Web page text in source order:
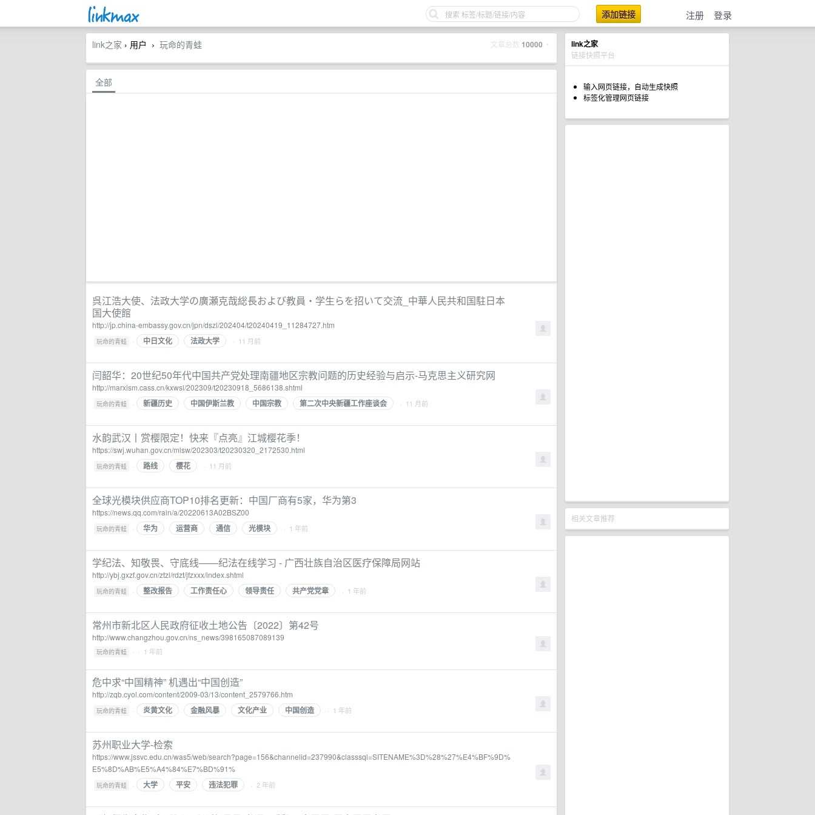
添加链接 注册 登录
link之家
链接快照平台
输入网页链接，自动生成快照
标签化管理网页链接
相关文章推荐
文章总数 10000 •
link之家 › 用户 › 玩命的青蛙
全部
呉江浩大使、法政大学の廣瀬克哉総長および教員・学生らを招いて交流_中華人民共和国駐日本
国大使館
http://jp.china-embassy.gov.cn/jpn/dszl/202404/t20240419_11284727.htm
玩命的青蛙 · 中日文化 法政大学 · 11 月前
闫韶华：20世纪50年代中国共产党处理南疆地区宗教问题的历史经验与启示-马克思主义研究网
http://marxism.cass.cn/kxwsl/202309/t20230918_5686138.shtml
玩命的青蛙 · 新疆历史 中国伊斯兰教 中国宗教 第二次中央新疆工作座谈会 · 11 月前
水韵武汉丨赏樱限定！快来『点亮』江城樱花季！
https://swj.wuhan.gov.cn/mlsw/202303/t20230320_2172530.html
玩命的青蛙 · 路线 樱花 · 11 月前
全球光模块供应商TOP10排名更新：中国厂商有5家，华为第3
https://news.qq.com/rain/a/20220613A02BSZ00
玩命的青蛙 · 华为 运营商 通信 光模块 · 1 年前
学纪法、知敬畏、守底线——纪法在线学习 - 广西壮族自治区医疗保障局网站
http://ybj.gxzf.gov.cn/ztzl/rdzt/jfzxxx/index.shtml
玩命的青蛙 · 整改报告 工作责任心 领导责任 共产党党章 · 1 年前
常州市新北区人民政府征收土地公告〔2022〕第42号
http://www.changzhou.gov.cn/ns_news/398165087089139
玩命的青蛙 · · 1 年前
危中求“中国精神” 机遇出“中国创造”
http://zqb.cyol.com/content/2009-03/13/content_2579766.htm
玩命的青蛙 · 炎黄文化 金融风暴 文化产业 中国创造 · 1 年前
苏州职业大学-检索
https://www.jssvc.edu.cn/was5/web/search?page=156&channelid=237990&classsql=SITENAME%3D%28%27%E4%BF%9D%
E5%8D%AB%E5%A4%84%E7%BD%91%
玩命的青蛙 · 大学 平安 违法犯罪 · 2 年前